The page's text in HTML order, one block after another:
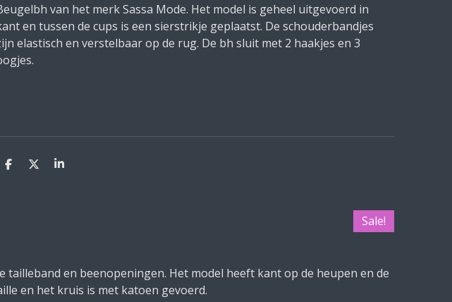
van het merk Sassa Mode. Het model is geheel uitgevoerd in
en tussen de cups is een sierstrikje geplaatst. De schouderbandjes
elastisch en verstelbaar op de rug. De bh sluit met 2 haakjes en 3
D
D
S
Sale!
tailleband en beenopeningen. Het model heeft kant op de heupen en de
en het kruis is met katoen gevoerd.